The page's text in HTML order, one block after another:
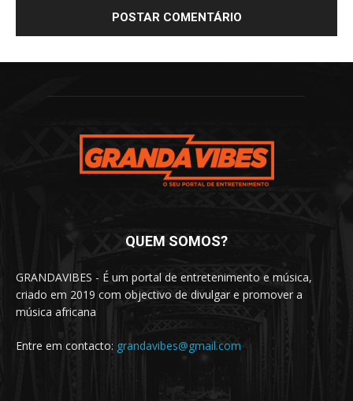
QUEM SOMOS?
GRANDAVIBES - É um portal de entretenimento e música,
criado em 2019 com objectivo de divulgar e promover a
música africana
Entre em contacto: grandavibes@gmail.com